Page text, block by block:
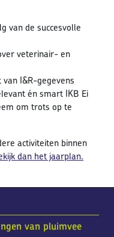
van pluimvee
van de succesvolle
veterinair- en
I&R-gegevens
én smart IKB Ei
om trots op te
activiteiten binnen
dan het jaarplan.